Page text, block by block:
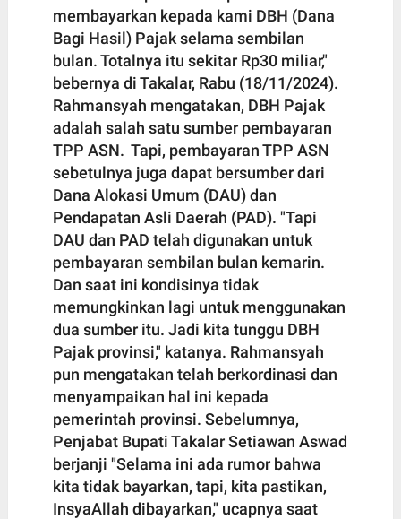
membayarkan kepada kami DBH (Dana
Bagi Hasil) Pajak selama sembilan
bulan. Totalnya itu sekitar Rp30 miliar,"
bebernya di Takalar, Rabu (18/11/2024).
Rahmansyah mengatakan, DBH Pajak
adalah salah satu sumber pembayaran
TPP ASN. Tapi, pembayaran TPP ASN
sebetulnya juga dapat bersumber dari
Dana Alokasi Umum (DAU) dan
Pendapatan Asli Daerah (PAD). "Tapi
DAU dan PAD telah digunakan untuk
pembayaran sembilan bulan kemarin.
Dan saat ini kondisinya tidak
memungkinkan lagi untuk menggunakan
dua sumber itu. Jadi kita tunggu DBH
Pajak provinsi," katanya. Rahmansyah
pun mengatakan telah berkordinasi dan
menyampaikan hal ini kepada
pemerintah provinsi. Sebelumnya,
Penjabat Bupati Takalar Setiawan Aswad
berjanji "Selama ini ada rumor bahwa
kita tidak bayarkan, tapi, kita pastikan,
InsyaAllah dibayarkan," ucapnya saat